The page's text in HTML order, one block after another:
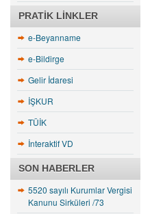
PRATIK LINKLER
e-Beyanname
e-Bildirge
Gelir İdaresi
İŞKUR
TÜİK
İnteraktif VD
SON HABERLER
5520 sayılı Kurumlar Vergisi
Kanunu Sirküleri /73